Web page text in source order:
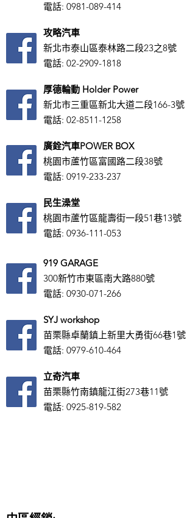
電話: 0981-089-414
攻略汽車
新北市泰山區泰林路二段23之8號
​電話: 02-2909-1818
厚德輪動 Holder Power
新北市三重區新北大道二段166-3號
電話: 02-8511-1258
廣銓汽車POWER BOX
桃園市蘆竹區富國路二段38號
電話: 0919-233-237
民生澡堂
桃園市蘆竹區龍壽街一段51巷13號
電話: 0936-111-053
919 GARAGE
300新竹市東區南大路880號
電話: 0930-071-266
SYJ workshop
苗栗縣卓蘭鎮上新里大勇街66巷1號
電話: 0979-610-464
立奇汽車
苗栗縣竹南鎮龍江街273巷11號
電話: 0925-819-582